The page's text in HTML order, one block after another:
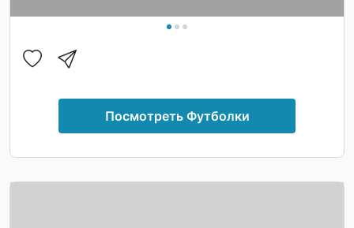
Посмотреть Футболки